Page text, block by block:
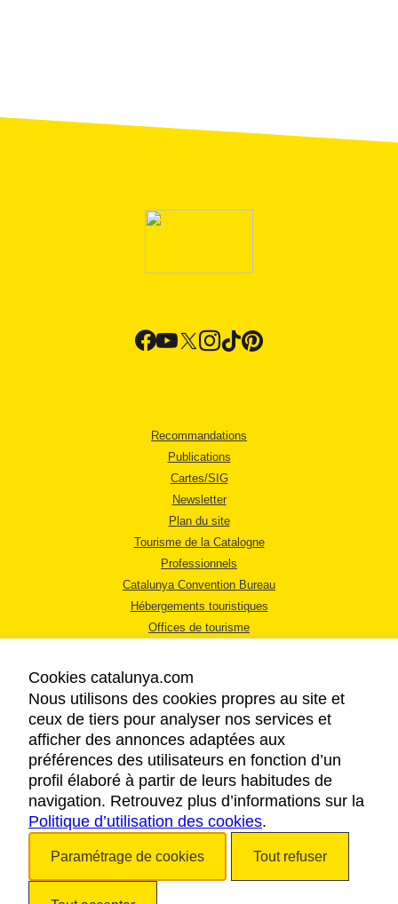
Recommandations
Publications
Cartes/SIG
Newsletter
Plan du site
Tourisme de la Catalogne
Professionnels
Catalunya Convention Bureau
Hébergements touristiques
Offices de tourisme
MENTIONS LÉGALES
RÈGLES DE CONFIDENTIALITÉ
COOKIES
ACCESSIBILITÉ
Cookies catalunya.com
Nous utilisons des cookies propres au site et
ceux de tiers pour analyser nos services et
afficher des annonces adaptées aux
préférences des utilisateurs en fonction d’un
profil élaboré à partir de leurs habitudes de
navigation. Retrouvez plus d’informations sur la
Politique d’utilisation des cookies.
Paramétrage de cookies Tout refuser